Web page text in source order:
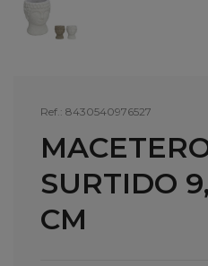
Ref.: 8430540976527
SURTIDO
CM